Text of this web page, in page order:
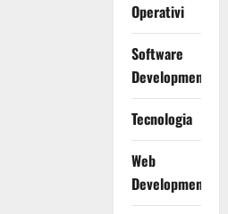
Operativi
Software
Development
Tecnologia
Web
Development